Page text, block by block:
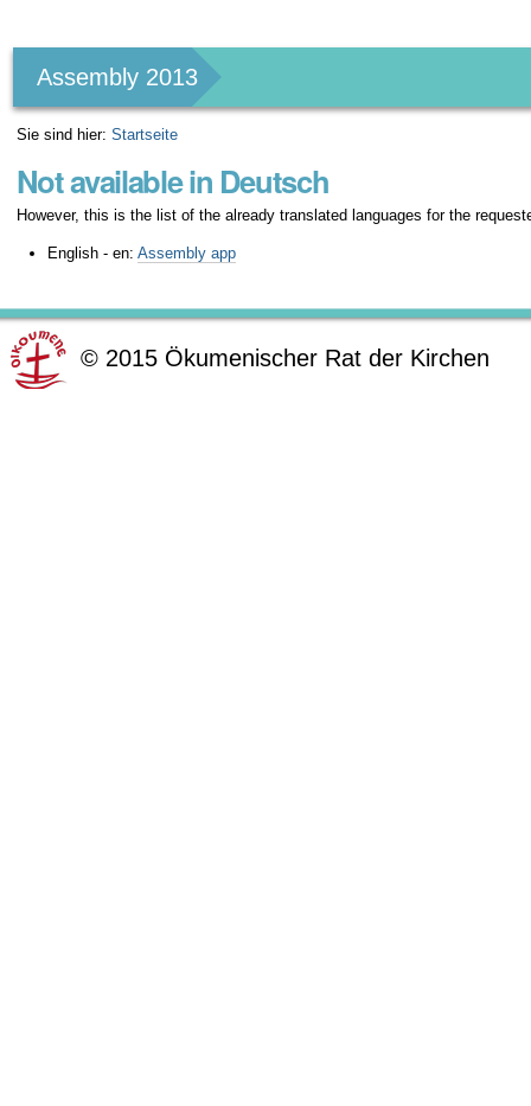
Werkzeuge
Assembly 2013
Sie sind hier: Startseite
Not available in Deutsch
However, this is the list of the already translated languages for the
English - en: Assembly app
© 2015 Ökumenischer Rat der Kirchen